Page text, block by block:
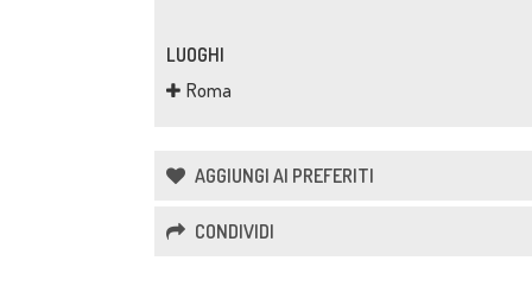
LUOGHI
Roma
AGGIUNGI AI PREFERITI
CONDIVIDI